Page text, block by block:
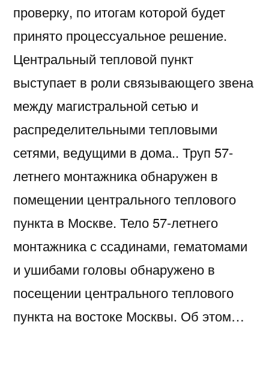
проверку, по итогам которой будет
принято процессуальное решение.
Центральный тепловой пункт
выступает в роли связывающего звена
между магистральной сетью и
распределительными тепловыми
сетями, ведущими в дома.. Труп 57-
летнего монтажника обнаружен в
помещении центрального теплового
пункта в Москве. Тело 57-летнего
монтажника с ссадинами, гематомами
и ушибами головы обнаружено в
посещении центрального теплового
пункта на востоке Москвы. Об этом…